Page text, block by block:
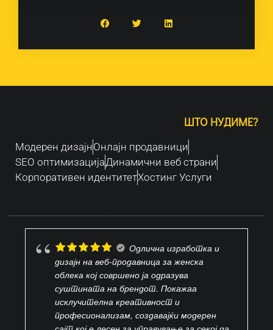
ШТО НУДИМЕ?
Модерен дизајнOнлајн продавници
SEO оптимизацијаДинамични веб страни
Корпоративен идентитетХостинг Услуги
Одлична изработка и
дизајн на веб-продавница за женска
облека кој совршено ја одразува
суштината на брендот. Покажаа
исклучителна креативност и
професионализам, создавајќи модерен